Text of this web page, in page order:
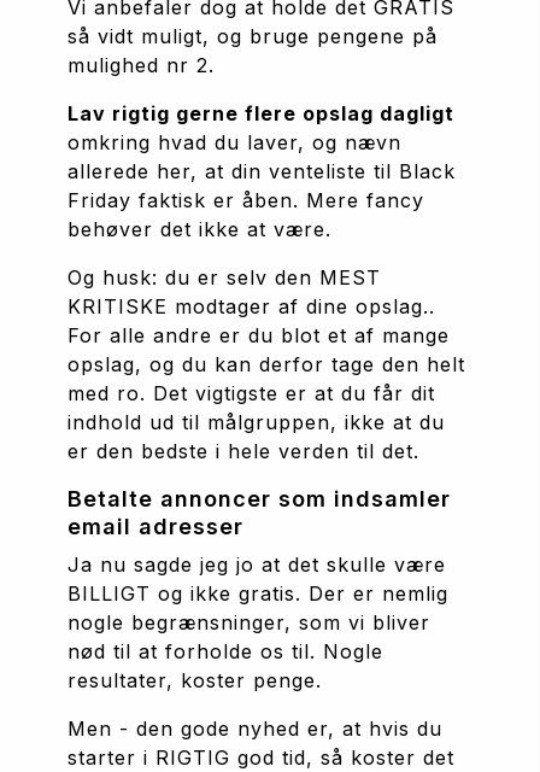
Vi anbefaler dog at holde det GRATIS
så vidt muligt, og bruge pengene på
mulighed nr 2.
Lav rigtig gerne flere opslag dagligt
omkring hvad du laver, og nævn
allerede her, at din venteliste til Black
Friday faktisk er åben. Mere fancy
behøver det ikke at være.
Og husk: du er selv den MEST
KRITISKE modtager af dine opslag..
For alle andre er du blot et af mange
opslag, og du kan derfor tage den helt
med ro. Det vigtigste er at du får dit
indhold ud til målgruppen, ikke at du
er den bedste i hele verden til det.
Betalte annoncer som indsamler
email adresser
Ja nu sagde jeg jo at det skulle være
BILLIGT og ikke gratis. Der er nemlig
nogle begrænsninger, som vi bliver
nød til at forholde os til. Nogle
resultater, koster penge.
Men - den gode nyhed er, at hvis du
starter i RIGTIG god tid, så koster det